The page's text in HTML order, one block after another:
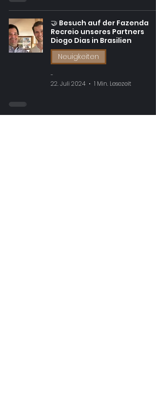
🤝 Besuch auf der Fazenda
Recreio unseres Partners
Diogo Dias in Brasilien
Neuigkeiten
-
22. Juli 2024
1 Min. Lesezeit